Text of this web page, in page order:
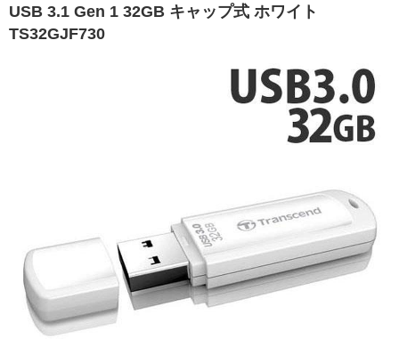
USB 3.1 Gen 1 32GB キャップ式 ホワイト
TS32GJF730